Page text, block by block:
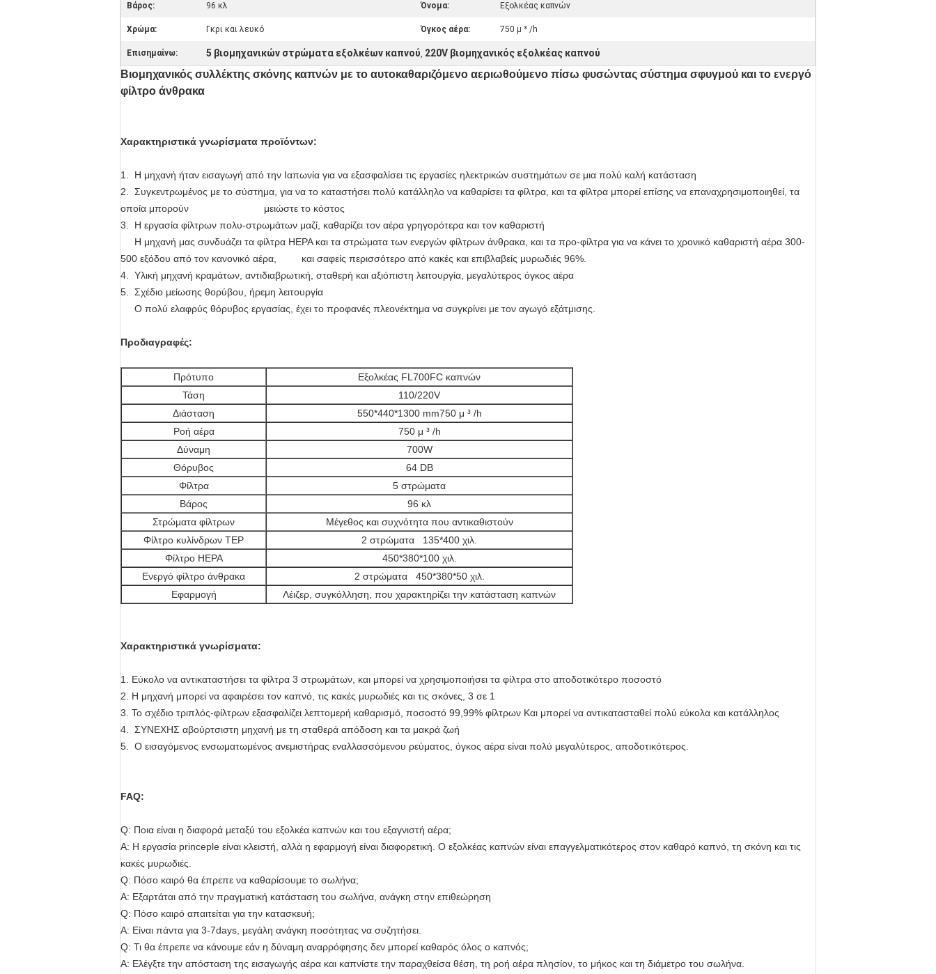
Βάρος: 96 κλ Όνομα: Εξολκέας καπνών
Χρώμα: Γκρι και λευκό Όγκος αέρα: 750 μ ³ /h
Επισημαίνω: 5 βιομηχανικών στρώματα εξολκέων καπνού, 220V βιομηχανικός εξολκέας καπνού
Βιομηχανικός συλλέκτης σκόνης καπνών με το αυτοκαθαριζόμενο αεριωθούμενο πίσω φυσώντας σύστημα σφυγμού και το ενεργό
φίλτρο άνθρακα
Χαρακτηριστικά γνωρίσματα προϊόντων:
1. Η μηχανή ήταν εισαγωγή από την Ιαπωνία για να εξασφαλίσει τις εργασίες ηλεκτρικών συστημάτων σε μια πολύ καλή κατάσταση
2. Συγκεντρωμένος με το σύστημα, για να το καταστήσει πολύ κατάλληλο να καθαρίσει τα φίλτρα, και τα φίλτρα μπορεί επίσης να επαναχρησιμοποιηθεί, τα
οποία μπορούν μειώστε το κόστος
3. Η εργασία φίλτρων πολυ-στρωμάτων μαζί, καθαρίζει τον αέρα γρηγορότερα και τον καθαριστή
Η μηχανή μας συνδυάζει τα φίλτρα HEPA και τα στρώματα των ενεργών φίλτρων άνθρακα, και τα προ-φίλτρα για να κάνει το χρονικό καθαριστή αέρα 300-
500 εξόδου από τον κανονικό αέρα, και σαφείς περισσότερο από κακές και επιβλαβείς μυρωδιές 96%.
4. Υλική μηχανή κραμάτων, αντιδιαβρωτική, σταθερή και αξιόπιστη λειτουργία, μεγαλύτερος όγκος αέρα
5. Σχέδιο μείωσης θορύβου, ήρεμη λειτουργία
Ο πολύ ελαφρύς θόρυβος εργασίας, έχει το προφανές πλεονέκτημα να συγκρίνει με τον αγωγό εξάτμισης.
Προδιαγραφές:
Πρότυπο
Εξολκέας FL700FC καπνών
Τάση
110/220V
Διάσταση
550*440*1300 mm750μ ³ /h
Ροή αέρα
750 μ ³ /h
Δύναμη
700W
Θόρυβος
64 DB
Φίλτρα
5 στρώματα
Βάρος
96 κλ
Στρώματα φίλτρων
Μέγεθος και συχνότητα που αντικαθιστούν
Φίλτρο κυλίνδρων TEP
2 στρώματα 135*400 χιλ.
Φίλτρο HEPA
450*380*100 χιλ.
Ενεργό φίλτρο άνθρακα
2 στρώματα 450*380*50 χιλ.
Εφαρμογή
Λέιζερ, συγκόλληση, που χαρακτηρίζει την κατάσταση καπνών
Χαρακτηριστικά γνωρίσματα:
1. Εύκολο να αντικαταστήσει τα φίλτρα 3 στρωμάτων, και μπορεί να χρησιμοποιήσει τα φίλτρα στο αποδοτικότερο ποσοστό
2. Η μηχανή μπορεί να αφαιρέσει τον καπνό, τις κακές μυρωδιές και τις σκόνες, 3 σε 1
3. Το σχέδιο τριπλός-φίλτρων εξασφαλίζει λεπτομερή καθαρισμό, ποσοστό 99,99% φίλτρων Και μπορεί να αντικατασταθεί πολύ εύκολα και κατάλληλος
4. ΣΥΝΕΧΗΣ αβούρτσιστη μηχανή με τη σταθερά απόδοση και τα μακρά ζωή
5. Ο εισαγόμενος ενσωματωμένος ανεμιστήρας εναλλασσόμενου ρεύματος, όγκος αέρα είναι πολύ μεγαλύτερος, αποδοτικότερος.
FAQ:
Q: Ποια είναι η διαφορά μεταξύ του εξολκέα καπνών και του εξαγνιστή αέρα;
Α: Η εργασία princeple είναι κλειστή, αλλά η εφαρμογή είναι διαφορετική. Ο εξολκέας καπνών είναι επαγγελματικότερος στον καθαρό καπνό, τη σκόνη και τις
κακές μυρωδιές.
Q: Πόσο καιρό θα έπρεπε να καθαρίσουμε το σωλήνα;
Α: Εξαρτάται από την πραγματική κατάσταση του σωλήνα, ανάγκη στην επιθεώρηση
Q: Πόσο καιρό απαιτείται για την κατασκευή;
Α: Είναι πάντα για 3-7days, μεγάλη ανάγκη ποσότητας να συζητήσει.
Q: Τι θα έπρεπε να κάνουμε εάν η δύναμη αναρρόφησης δεν μπορεί καθαρός όλος ο καπνός;
Α: Ελέγξτε την απόσταση της εισαγωγής αέρα και καπνίστε την παραχθείσα θέση, τη ροή αέρα πλησίον, το μήκος και τη διάμετρο του σωλήνα.